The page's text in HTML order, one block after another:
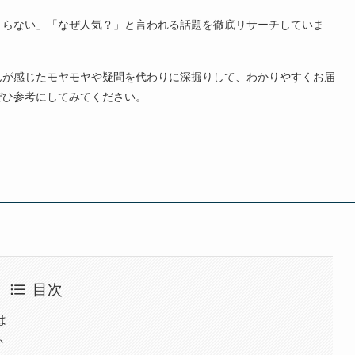
ない」「なぜ人気？」と言われる話題を徹底リサーチしていま
感じたモヤモヤや疑問を代わりに深掘りして、わかりやすくお届
参考にしてみてください。
目次